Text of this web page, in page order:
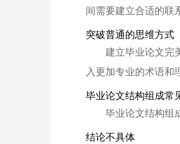
间需要建立合适的联
突破普通的思维方式
建立毕业论文完
入更加专业的术语和
毕业论文结构组成常
毕业论文结构组
结论不具体